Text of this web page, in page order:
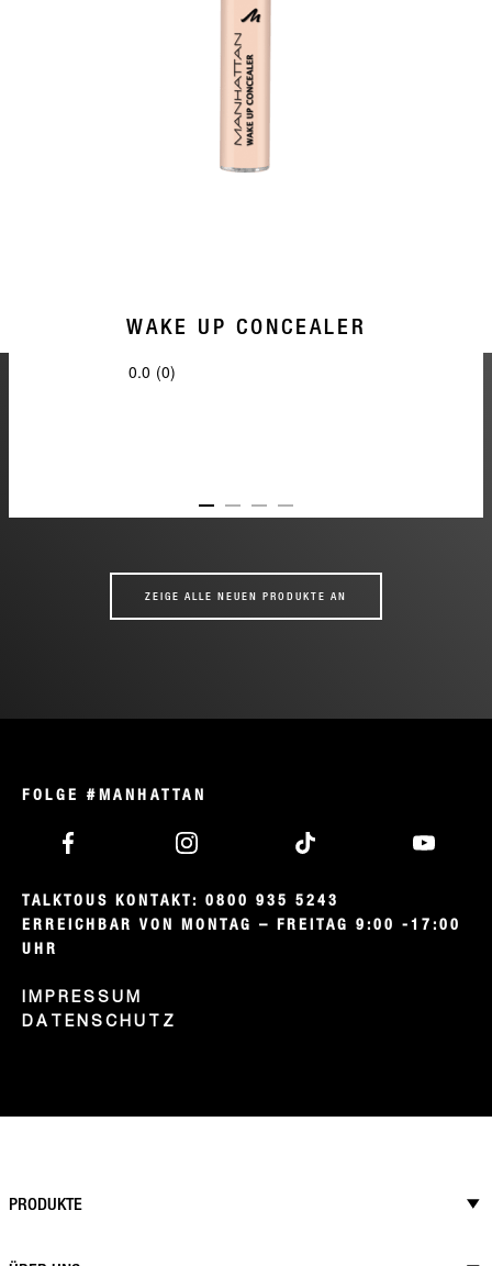
WAKE UP CONCEALER
0.0 (0)
ITEM 01 (CURRENT SLIDE)
ITEM 02ITEM 03ITEM 04
ZEIGE ALLE NEUEN PRODUKTE AN
FOLGE #MANHATTAN
TALKTOUS KONTAKT: 0800 935 5243
ERREICHBAR VON MONTAG – FREITAG 9:00 -17:00
UHR
IMPRESSUM
DATENSCHUTZ
PRODUKTE